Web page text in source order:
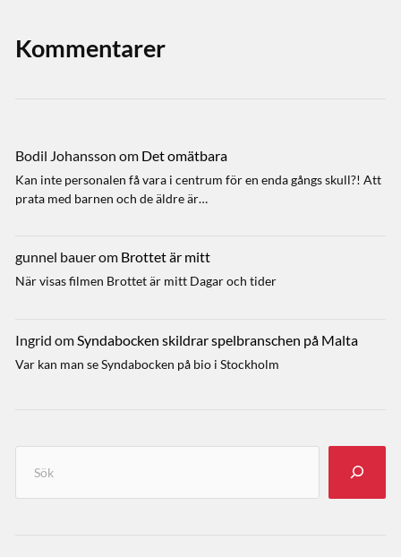
Kommentarer
Bodil Johansson om Det omätbara
Kan inte personalen få vara i centrum för en enda gångs skull?! Att
prata med barnen och de äldre är…
gunnel bauerom Brottet är mitt
När visas filmen Brottet är mitt Dagar och tider
Ingrid omSyndabocken skildrar spelbranschen på Malta
Var kan man se Syndabocken på bio i Stockholm